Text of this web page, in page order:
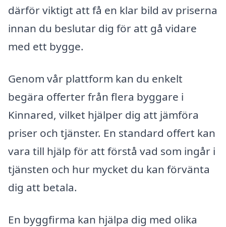
därför viktigt att få en klar bild av priserna
innan du beslutar dig för att gå vidare
med ett bygge.
Genom vår plattform kan du enkelt
begära offerter från flera byggare i
Kinnared, vilket hjälper dig att jämföra
priser och tjänster. En standard offert kan
vara till hjälp för att förstå vad som ingår i
tjänsten och hur mycket du kan förvänta
dig att betala.
En byggfirma kan hjälpa dig med olika